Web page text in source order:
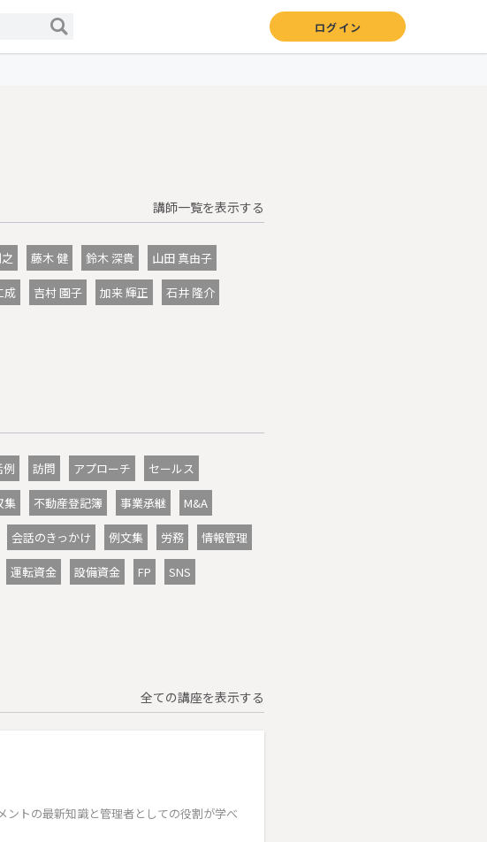
ログイン
講師一覧を表示する
藤木 健 鈴木 深貴 山田 真由子
成 吉村 園子 加来 輝正 石井 隆介
例 訪問 アプローチ セールス
集 不動産登記簿 事業承継 M&A
会話のきっかけ 例文集 労務 情報管理
運転資金 設備資金 FP SNS
全ての講座を表示する
ントの最新知識と管理者としての役割が学べ